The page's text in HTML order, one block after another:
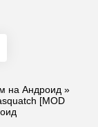
на Андроид »
[MOD